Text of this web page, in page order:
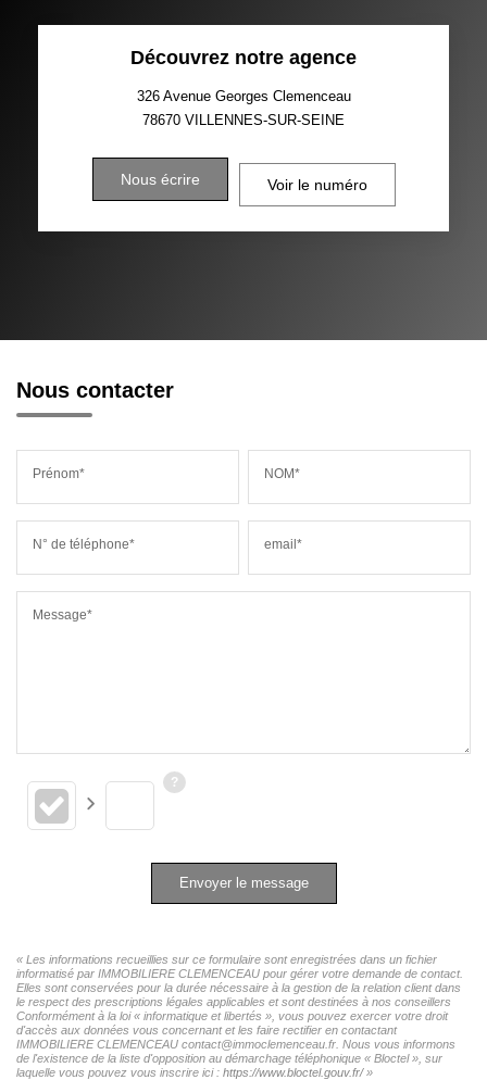
Découvrez notre agence
326 Avenue Georges Clemenceau
78670 VILLENNES-SUR-SEINE
Nous écrire Voir le numéro
Nous contacter
Prénom* NOM*
N° de téléphone* email*
Message*
Envoyer le message
« Les informations recueillies sur ce formulaire sont enregistrées dans un fichier
informatisé par IMMOBILIERE CLEMENCEAU pour gérer votre demande de contact.
Elles sont conservées pour la durée nécessaire à la gestion de la relation client dans
le respect des prescriptions légales applicables et sont destinées à nos conseillers
Conformément à la loi « informatique et libertés », vous pouvez exercer votre droit
d'accès aux données vous concernant et les faire rectifier en contactant
IMMOBILIERE CLEMENCEAU contact@immoclemenceau.fr. Nous vous informons
de l'existence de la liste d'opposition au démarchage téléphonique « Bloctel », sur
laquelle vous pouvez vous inscrire ici : https://www.bloctel.gouv.fr/»